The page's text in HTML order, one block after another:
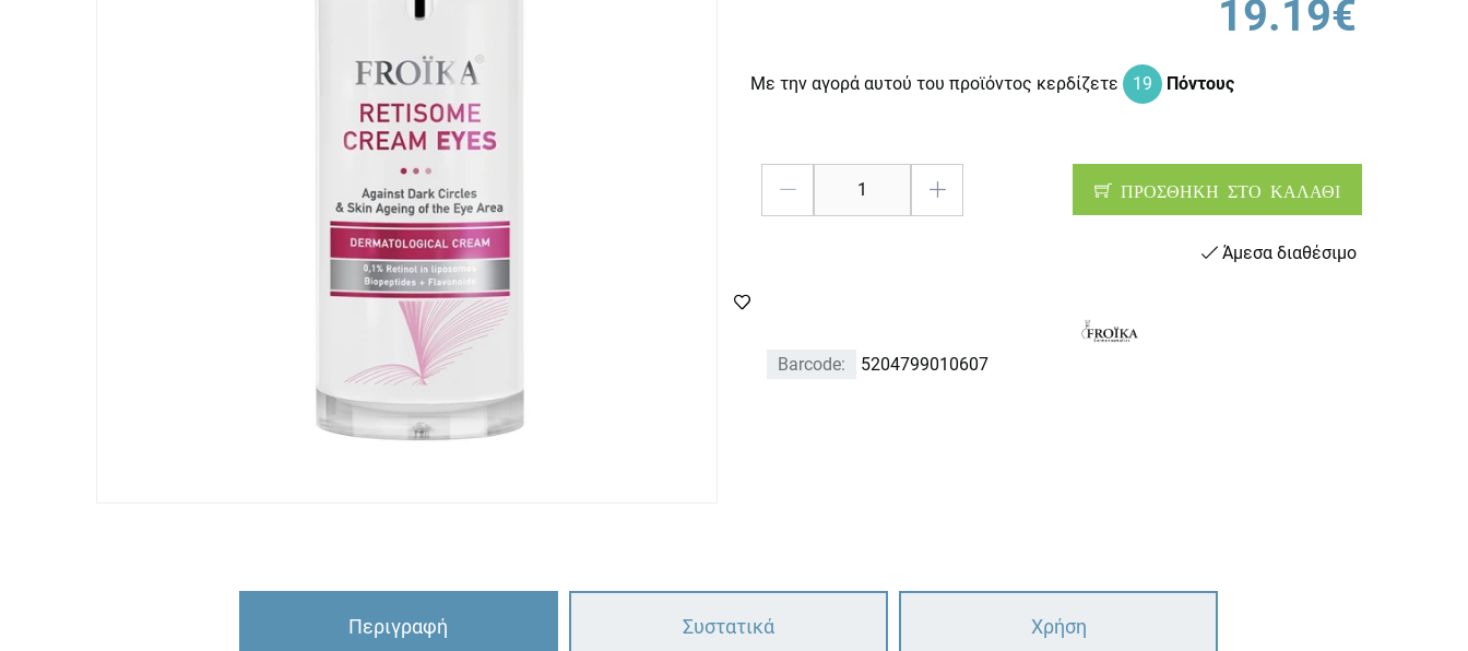
19.19€
Με την αγορά αυτού του προϊόντος κερδίζετε 19 Πόντους
ΠΡΟΣΘΗΚΗ ΣΤΟ ΚΑΛΑΘΙ
Άμεσα διαθέσιμο
Barcode: 5204799010607
Περιγραφή Συστατικά Χρήση